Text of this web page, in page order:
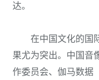
达。
在中国文化的国
果尤为突出。中国音
作委员会、伽马数据